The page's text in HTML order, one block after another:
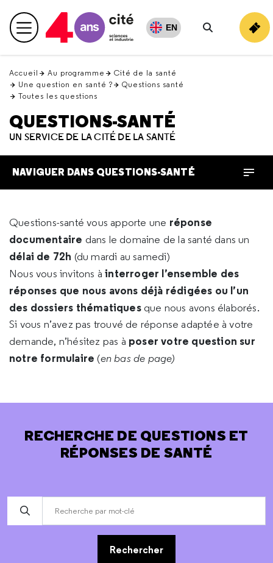
en
haut Menu principal EN
Rechercher
Accueil Au programme
Cité de la santé
Une question en santé ?
Questions santé
Toutes les questions
QUESTIONS-SANTÉ
UN SERVICE DE LA CITÉ DE LA SANTÉ
NAVIGUER DANS QUESTIONS-SANTÉ
Questions-santé vous apporte une réponse
documentaire dans le domaine de la santé dans un
délai de 72h (du mardi au samedi)
Nous vous invitons àinterroger l’ensemble des
réponses que nous avons déjà rédigées ou l’un
des dossiers thématiques que nous avons élaborés.
Si vous n’avez pas trouvé de réponse adaptée à votre
demande, n’hésitez pas à poser votre question sur
notre formulaire (en bas de page)
RECHERCHE DE QUESTIONS ET
RÉPONSES DE SANTÉ
Rechercher